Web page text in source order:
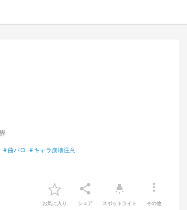
#曲パロ #キャラ崩壊注意
お気に入り
share
シェア
highlight
スポットライト
more_vert
その他